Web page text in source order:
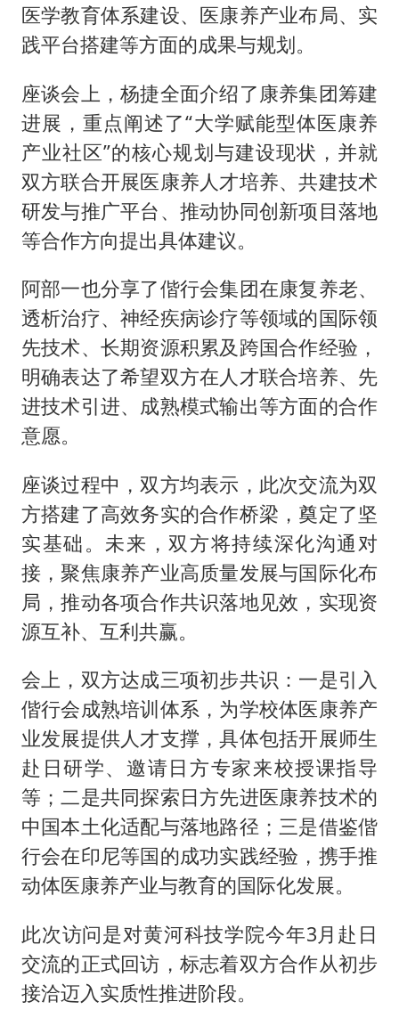
医学教育体系建设、医康养产业布局、实
践平台搭建等方面的成果与规划。
座谈会上，杨捷全面介绍了康养集团筹建
进展，重点阐述了“大学赋能型体医康养
产业社区”的核心规划与建设现状，并就
双方联合开展医康养人才培养、共建技术
研发与推广平台、推动协同创新项目落地
等合作方向提出具体建议。
阿部一也分享了偕行会集团在康复养老、
透析治疗、神经疾病诊疗等领域的国际领
先技术、长期资源积累及跨国合作经验，
明确表达了希望双方在人才联合培养、先
进技术引进、成熟模式输出等方面的合作
意愿。
座谈过程中，双方均表示，此次交流为双
方搭建了高效务实的合作桥梁，奠定了坚
实基础。未来，双方将持续深化沟通对
接，聚焦康养产业高质量发展与国际化布
局，推动各项合作共识落地见效，实现资
源互补、互利共赢。
会上，双方达成三项初步共识：一是引入
偕行会成熟培训体系，为学校体医康养产
业发展提供人才支撑，具体包括开展师生
赴日研学、邀请日方专家来校授课指导
等；二是共同探索日方先进医康养技术的
中国本土化适配与落地路径；三是借鉴偕
行会在印尼等国的成功实践经验，携手推
动体医康养产业与教育的国际化发展。
此次访问是对黄河科技学院今年3月赴日
交流的正式回访，标志着双方合作从初步
接洽迈入实质性推进阶段。